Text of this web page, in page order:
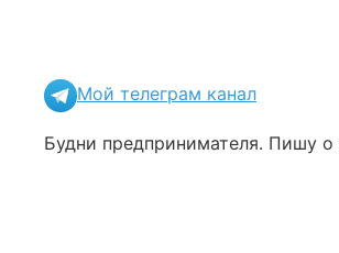
Мой телеграм канал
Будни предпринимателя. Пишу